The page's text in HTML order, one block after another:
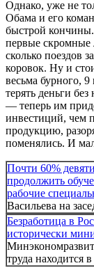
Однако, уже не
Обама и его
быстрой
первые скромные
сколько поездов
коровок. Ну и
весьма бурного,
терять деньги
— теперь им
инвестиций, чем
продукцию,
поменялись. И
Почти 60%
продолжить
рабочие
Васильева на
Безработица в
исторически
труда находится